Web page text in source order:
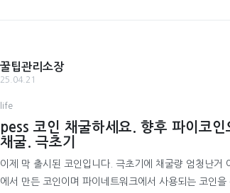
꿀팁관리소장
25.04.21
life
pess 코인 채굴하세요. 향후 파이코
채굴. 극초기
이제 막 출시된 코인입니다. 극초기에 채굴량 엄청난거
에서 만든 코인이며 파이네트워크에서 사용되는 코인